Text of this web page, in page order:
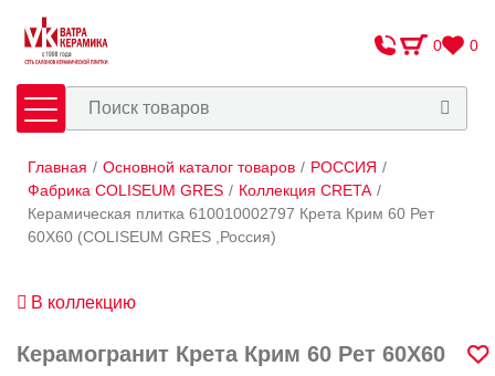
0 0
Плитка Сантехника
Оплата и доставка
Контакты
Главная / Основной каталог товаров / РОССИЯ /
Фабрика COLISEUM GRES / Коллекция CRETA /
Керамическая плитка 610010002797 Крета Крим 60 Рет
60X60 (COLISEUM GRES ,Россия)
В коллекцию
Керамогранит Крета Крим 60 Рет 60X60